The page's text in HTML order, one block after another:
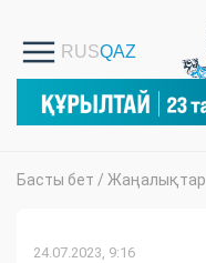
Басты бет / Жаңалықтар
24.07.2023, 9:16